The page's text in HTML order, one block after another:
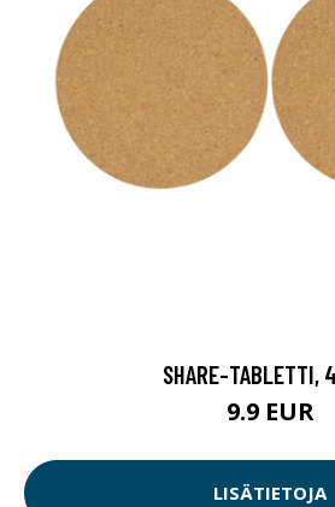
SHARE-TABLETTI,
9.9 EUR
LISÄTIETOJA